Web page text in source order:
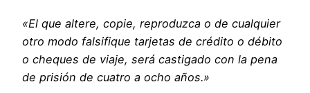
«El que altere, copie, reproduzca o de cualquier
otro modo falsifique tarjetas de crédito o débito
o cheques de viaje, será castigado con la pena
de prisión de cuatro a ocho años.»